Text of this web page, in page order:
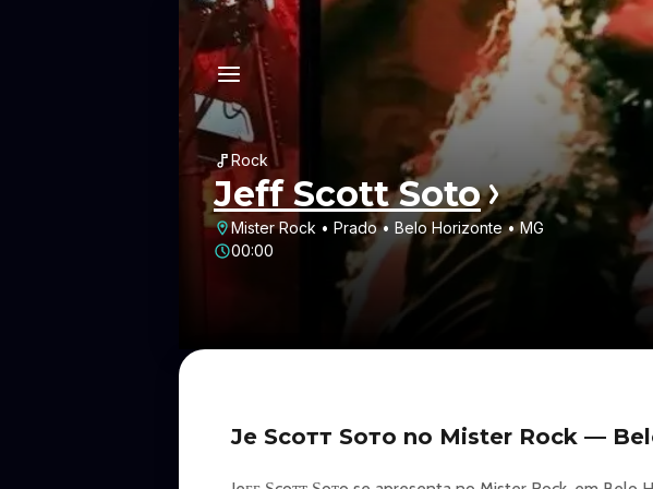
Rock
Jeff Scott Soto
Mister Rock • Prado • Belo Horizonte • MG
00:00
Jeғғ Ѕcoтт Ѕoтo no Mister Rock —